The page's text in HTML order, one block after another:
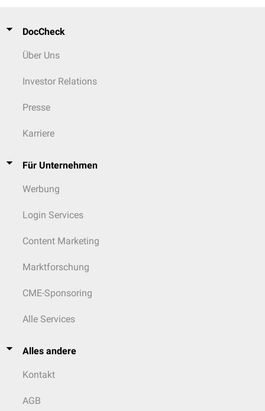
DocCheck
Über Uns
Investor Relations
Presse
Karriere
Für Unternehmen
Werbung
Login Services
Content Marketing
Marktforschung
CME-Sponsoring
Alle Services
Alles andere
Kontakt
AGB